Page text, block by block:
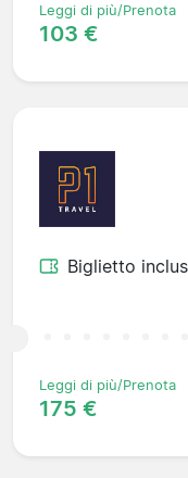
Leggi di più/Prenota
103 €
Biglietto
Leggi di più/Prenota
175 €